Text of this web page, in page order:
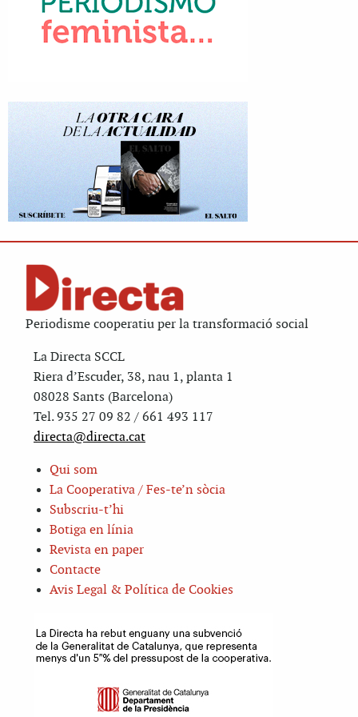
Periodisme cooperatiu per la transformació social
La Directa SCCL
Riera d’Escuder, 38, nau 1, planta 1
08028 Sants (Barcelona)
Tel. 935 27 09 82 / 661 493 117
directa@directa.cat
Qui som
La Cooperativa / Fes-te’n sòcia
Subscriu-t’hi
Botiga en línia
Revista en paper
Contacte
Avis Legal & Política de Cookies